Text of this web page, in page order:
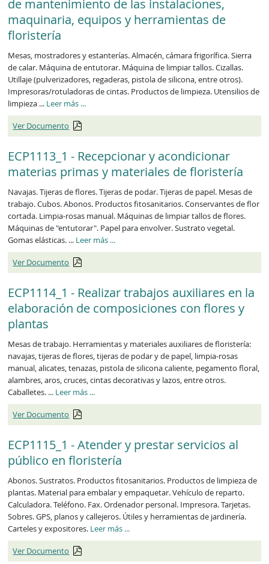
de mantenimiento de las instalaciones,
maquinaria, equipos y herramientas de
floristería
Mesas, mostradores y estanterías. Almacén, cámara frigorífica. Sierra
de calar. Máquina de entutorar. Máquina de limpiar tallos. Cizallas.
Utillaje (pulverizadores, regaderas, pistola de silicona, entre otros).
Impresoras/rotuladoras de cintas. Productos de limpieza. Utensilios de
limpieza ... Leer más ...
Ver Documento
ECP1113_1 - Recepcionar y acondicionar
materias primas y materiales de floristería
Navajas. Tijeras de flores. Tijeras de podar. Tijeras de papel. Mesas de
trabajo. Cubos. Abonos. Productos fitosanitarios. Conservantes de flor
cortada. Limpia-rosas manual. Máquinas de limpiar tallos de flores.
Máquinas de "entutorar". Papel para envolver. Sustrato vegetal.
Gomas elásticas. ... Leer más ...
Ver Documento
ECP1114_1 - Realizar trabajos auxiliares en la
elaboración de composiciones con flores y
plantas
Mesas de trabajo. Herramientas y materiales auxiliares de floristería:
navajas, tijeras de flores, tijeras de podar y de papel, limpia-rosas
manual, alicates, tenazas, pistola de silicona caliente, pegamento floral,
alambres, aros, cruces, cintas decorativas y lazos, entre otros.
Caballetes. ... Leer más ...
Ver Documento
ECP1115_1 - Atender y prestar servicios al
público en floristería
Abonos. Sustratos. Productos fitosanitarios. Productos de limpieza de
plantas. Material para embalar y empaquetar. Vehículo de reparto.
Calculadora. Teléfono. Fax. Ordenador personal. Impresora. Tarjetas.
Sobres. GPS, planos y callejeros. Útiles y herramientas de jardinería.
Carteles y expositores. Leer más ...
Ver Documento